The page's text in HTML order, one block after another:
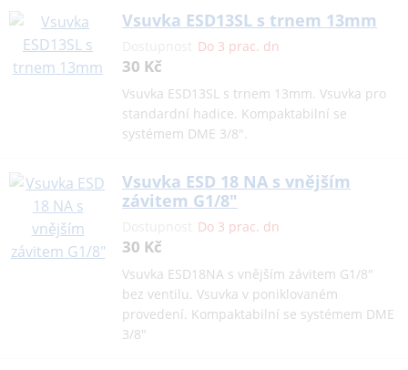
Vsuvka ESD13SL s trnem 13mm
Do 3 prac. dn
30 Kč
Vsuvka ESD13SL s trnem 13mm. Vsuvka pro
standardní hadice. Kompaktabilní se
systémem DME 3/8".
Vsuvka ESD 18 NA s vnějším
závitem G1/8"
Do 3 prac. dn
30 Kč
Vsuvka ESD18NA s vnějším závitem G1/8"
bez ventilu. Vsuvka v poniklovaném
provedení. Kompaktabilní se systémem DME
3/8"